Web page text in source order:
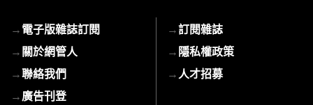
mail
→電子版雜誌訂閱
→關於網管人
→聯絡我們
→廣告刊登
→訂閱雜誌
→隱私權政策
→人才招募